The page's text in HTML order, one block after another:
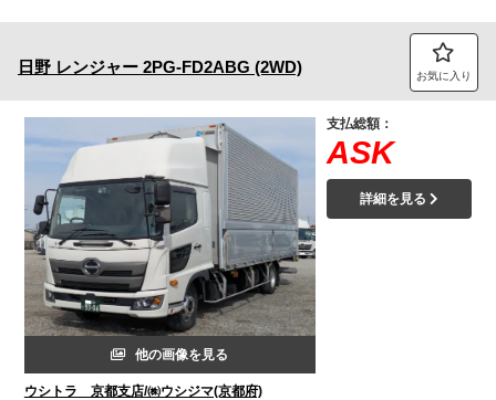
日野 レンジャー 2PG-FD2ABG (2WD) お気に入り
他の画像を見る
ウシトラ 京都支店/㈱ウシジマ(京都府)
支払総額：
ASK
詳細を見る